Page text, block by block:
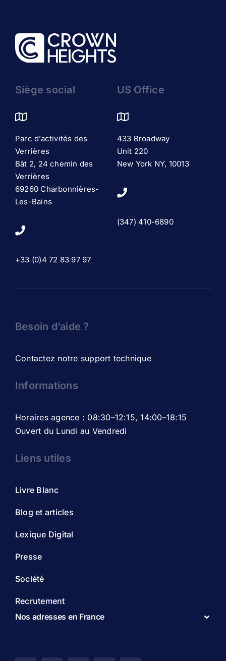
Siège social
Parc d’activités des
Verrières
Bât 2, 24 chemin des
Verrières
69260 Charbonnières-
Les-Bains
+33 (0)4 72 83 97 97
US Office
433 Broadway
Unit 220
New York NY, 10013
(347) 410-6890
Besoin d’aide ?
Contactez notre support technique
Informations
Horaires agence : 08:30–12:15, 14:00–18:15
Ouvert du Lundi au Vendredi
Liens utiles
Livre Blanc
Blog et articles
Lexique Digital
Presse
Société
Recrutement
Nos adresses en France